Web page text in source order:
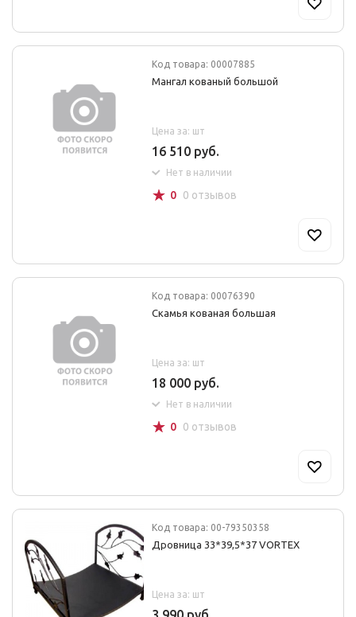
Код товара: 00007885
Мангал кованый большой
Цена за: шт
16 510 руб.
Нет в наличии
☆ 0 0 отзывов
Код товара: 00076390
Скамья кованая большая
Цена за: шт
18 000 руб.
Нет в наличии
☆ 0 0 отзывов
Код товара: 00-79350358
Дровница 33*39,5*37 VORTEX
Цена за: шт